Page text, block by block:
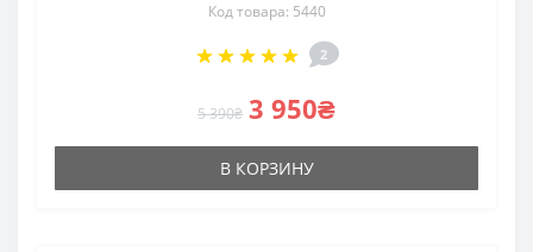
Код товара: 5440
2
5 390₴ 3 950₴
В КОРЗИНУ